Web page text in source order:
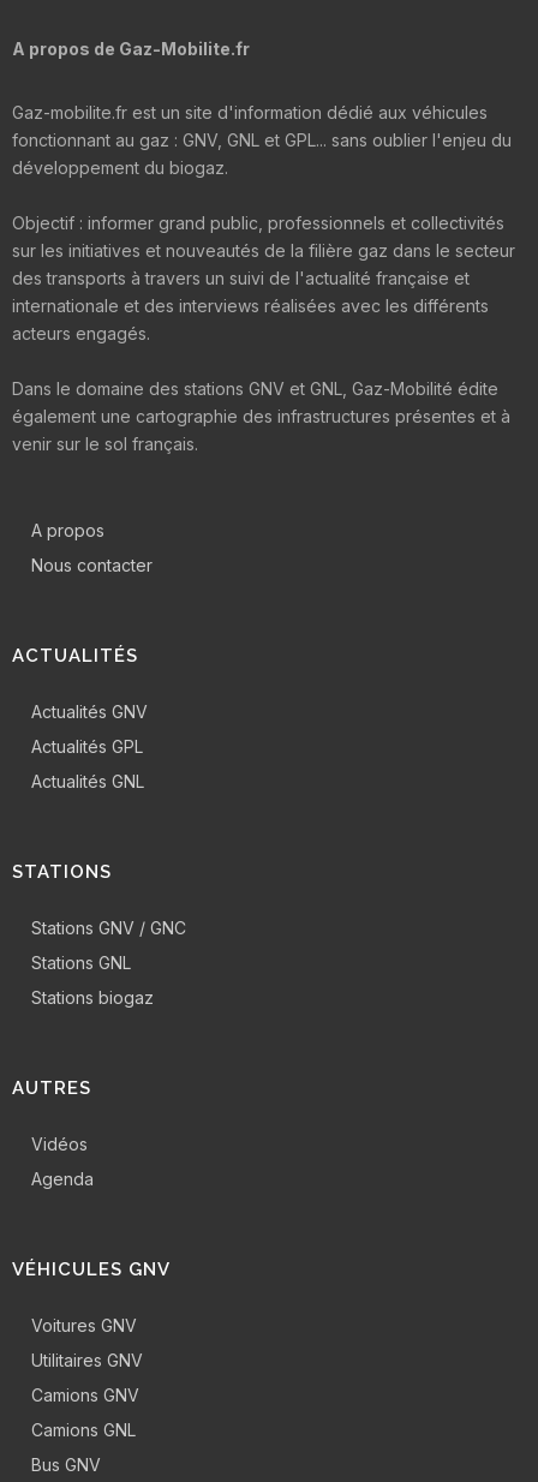
A propos de Gaz-Mobilite.fr
Gaz-mobilite.fr est un site d'information dédié aux véhicules
fonctionnant au gaz : GNV, GNL et GPL... sans oublier l'enjeu du
développement du biogaz.
Objectif : informer grand public, professionnels et collectivités
sur les initiatives et nouveautés de la filière gaz dans le secteur
des transports à travers un suivi de l'actualité française et
internationale et des interviews réalisées avec les différents
acteurs engagés.
Dans le domaine des stations GNV et GNL, Gaz-Mobilité édite
également une cartographie des infrastructures présentes et à
venir sur le sol français.
A propos
Nous contacter
ACTUALITÉS
Actualités GNV
Actualités GPL
Actualités GNL
STATIONS
Stations GNV / GNC
Stations GNL
Stations biogaz
AUTRES
Vidéos
Agenda
VÉHICULES GNV
Voitures GNV
Utilitaires GNV
Camions GNV
Camions GNL
Bus GNV